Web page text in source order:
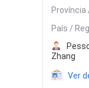
Província
País /
Zhang
Ver